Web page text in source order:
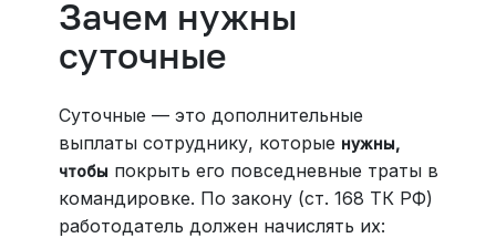
Зачем нужны
суточные
Суточные — это дополнительные
выплаты сотруднику, которые нужны,
чтобы покрыть его повседневные траты в
командировке. По закону (ст. 168 ТК РФ)
работодатель должен начислять их: